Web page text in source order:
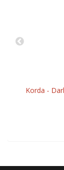
Korda -